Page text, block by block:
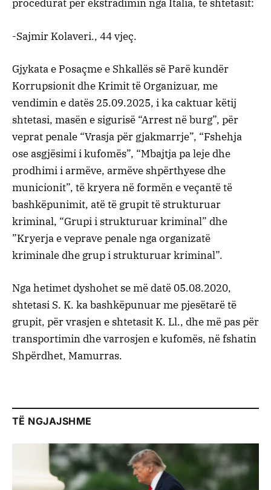
procedurat për ekstradimin nga Italia, të shtetasit:
-Sajmir Kolaveri., 44 vjeç.
Gjykata e Posaçme e Shkallës së Parë kundër
Korrupsionit dhe Krimit të Organizuar, me
vendimin e datës 25.09.2025, i ka caktuar këtij
shtetasi, masën e sigurisë “Arrest në burg”, për
veprat penale “Vrasja për gjakmarrje”, “Fshehja
ose asgjësimi i kufomës”, “Mbajtja pa leje dhe
prodhimi i armëve, armëve shpërthyese dhe
municionit”, të kryera në formën e veçantë të
bashkëpunimit, atë të grupit të strukturuar
kriminal, “Grupi i strukturuar kriminal” dhe
”Kryerja e veprave penale nga organizatë
kriminale dhe grup i strukturuar kriminal”.
Nga hetimet dyshohet se më datë 05.08.2020,
shtetasi S. K. ka bashkëpunuar me pjesëtarë të
grupit, për vrasjen e shtetasit K. Ll., dhe më pas për
transportimin dhe varrosjen e kufomës, në fshatin
Shpërdhet, Mamurras.
TË NGJAJSHME